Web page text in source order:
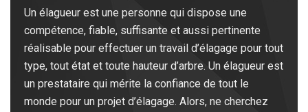
Un élagueur est une personne qui dispose une
compétence, fiable, suffisante et aussi pertinente
réalisable pour effectuer un travail d’élagage pour tout
type, tout état et toute hauteur d’arbre. Un élagueur est
un prestataire qui mérite la confiance de tout le
monde pour un projet d’élagage. Alors, ne cherchez